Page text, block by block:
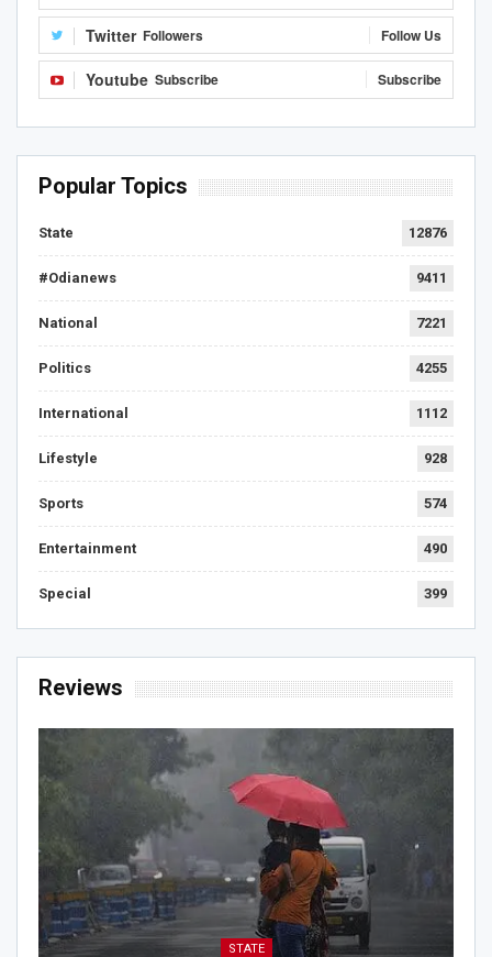
Twitter Followers Follow Us
Youtube Subscribe Subscribe
Popular Topics
State 12876
#Odianews 9411
National 7221
Politics 4255
International 1112
Lifestyle 928
Sports 574
Entertainment 490
Special 399
Reviews
STATE